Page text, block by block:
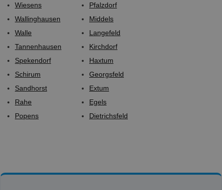
Wiesens
Wallinghausen
Walle
Tannenhausen
Spekendorf
Schirum
Sandhorst
Rahe
Popens
Pfalzdorf
Middels
Langefeld
Kirchdorf
Haxtum
Georgsfeld
Extum
Egels
Dietrichsfeld